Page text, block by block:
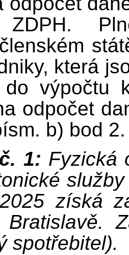
která
výpočtu
odpočet
b) bod
1: Fyzická
získá
spotřebitel).